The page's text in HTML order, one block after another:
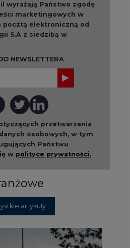
wyrażają Państwo zgodę
marketingowych w
elektroniczną od
S.A z siedzibą w
NEWSLETTERA
przetwarzania
osobowych, w tym
Państwu
w polityce prywatności.
artykuły